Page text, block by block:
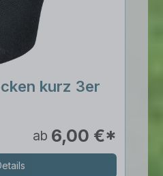
kurz 3er
ab 6,00 €*